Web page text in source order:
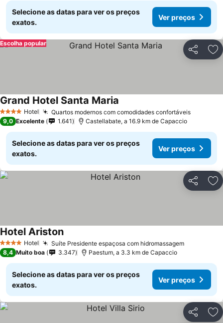
Selecione as datas para ver os preços
exatos.
Ver preços
Partilhar
Escolha popular
4 EstrelasHotel Quartos modernos com comodidades confortáveis
Grand Hotel Santa Maria
9,0 Excelente 1.641 Castellabate, a 16.9 km de Capaccio
Selecione as datas para ver os preços
exatos.
Ver preços
Partilhar
4 EstrelasHotel Suíte Presidente espaçosa com hidromassagem
Hotel Ariston
8,4 Muito boa 3.347 Paestum, a 3.3 km de Capaccio
Selecione as datas para ver os preços
exatos.
Ver preços
Partilhar